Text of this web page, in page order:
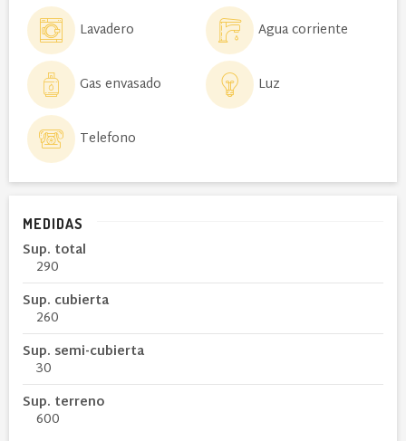
Lavadero Agua corriente
Gas envasado Luz
Telefono
MEDIDAS
Sup. total
290
Sup. cubierta
260
Sup. semi-cubierta
30
Sup. terreno
600